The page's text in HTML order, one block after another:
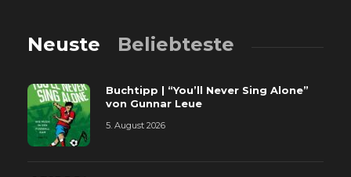
Neuste Beliebteste
Buchtipp | “You’ll Never Sing Alone”
von Gunnar Leue
5. August 2026